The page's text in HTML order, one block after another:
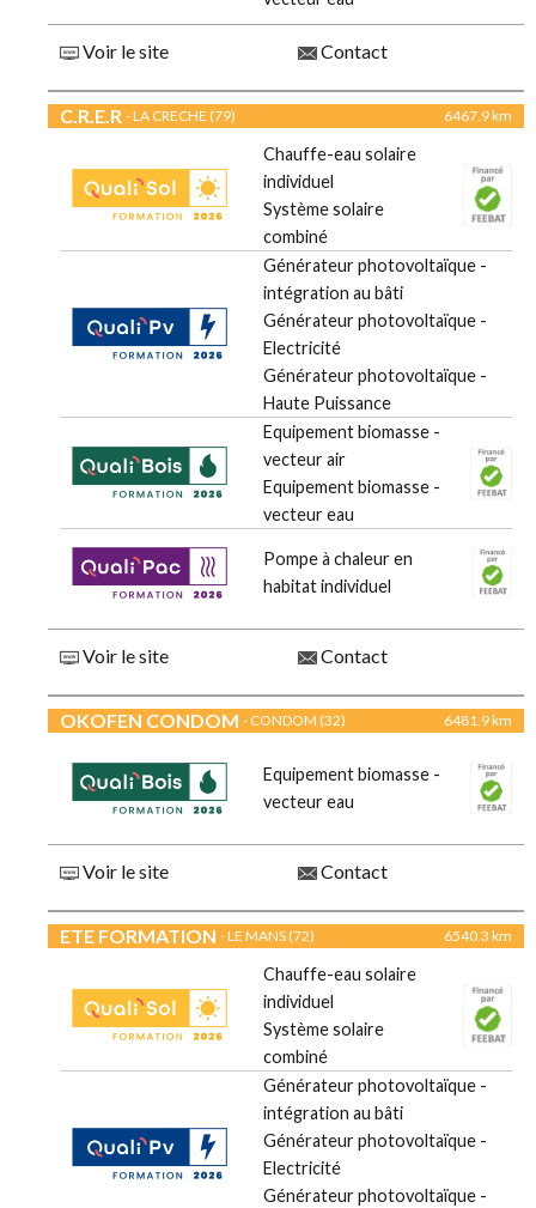
Voir le site Contact
C.R.E.R - LA CRECHE (79) 6467.9 km
Chauffe-eau solaire
individuel
Système solaire
combiné
Générateur photovoltaïque -
intégration au bâti
Générateur photovoltaïque -
Electricité
Générateur photovoltaïque -
Haute Puissance
Equipement biomasse -
vecteur air
Equipement biomasse -
vecteur eau
Pompe à chaleur en
habitat individuel
Voir le site Contact
OKOFEN CONDOM - CONDOM (32) 6481.9 km
Equipement biomasse -
vecteur eau
Voir le site Contact
ETE FORMATION - LE MANS (72) 6540.3 km
Chauffe-eau solaire
individuel
Système solaire
combiné
Générateur photovoltaïque -
intégration au bâti
Générateur photovoltaïque -
Electricité
Générateur photovoltaïque -